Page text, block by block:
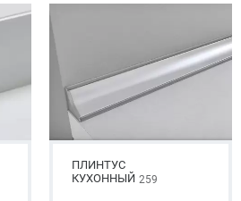
ПЛИНТУС
КУХОННЫЙ 259